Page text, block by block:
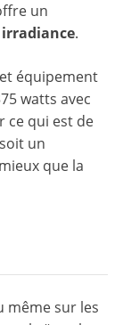
un
irradiance.
équipement
watts avec
ce qui est de
un
que la
même sur les